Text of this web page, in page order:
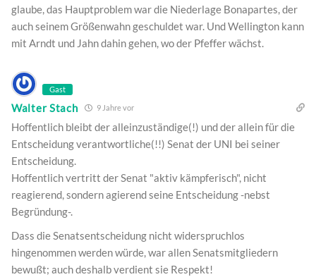
glaube, das Hauptproblem war die Niederlage Bonapartes, der
auch seinem Größenwahn geschuldet war. Und Wellington kann
mit Arndt und Jahn dahin gehen, wo der Pfeffer wächst.
Gast
Walter Stach 9 Jahre vor
Hoffentlich bleibt der alleinzuständige(!) und der allein für die
Entscheidung verantwortliche(!!) Senat der UNI bei seiner
Entscheidung.
Hoffentlich vertritt der Senat "aktiv kämpferisch", nicht
reagierend, sondern agierend seine Entscheidung -nebst
Begründung-.
Dass die Senatsentscheidung nicht widerspruchlos
hingenommen werden würde, war allen Senatsmitgliedern
bewußt; auch deshalb verdient sie Respekt!